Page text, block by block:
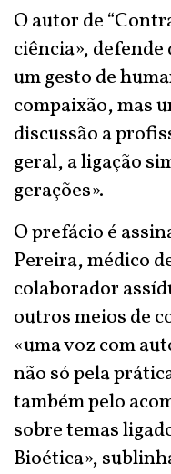
O autor de
ciência», defende
um gesto de
compaixão, mas
discussão a
geral, a ligação
gerações».
O prefácio é
Pereira, médico
colaborador
outros meios de
«uma voz com
não só pela
também pelo
sobre temas
Bioética»,